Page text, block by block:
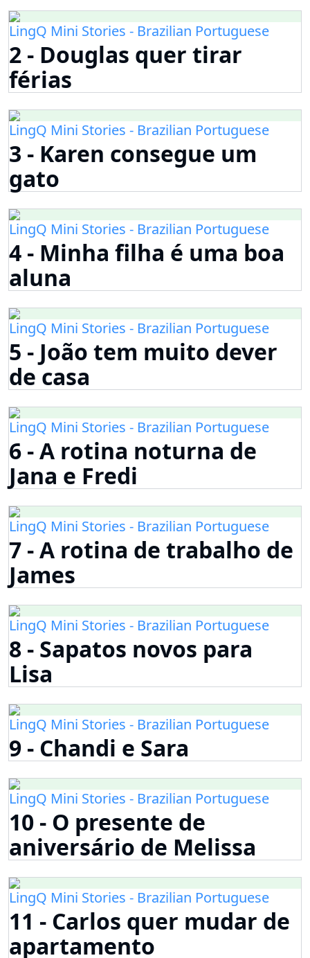
LingQ Mini Stories - Brazilian Portuguese
2 - Douglas quer tirar
férias
LingQ Mini Stories - Brazilian Portuguese
3 - Karen consegue um
gato
LingQ Mini Stories - Brazilian Portuguese
4 - Minha filha é uma boa
aluna
LingQ Mini Stories - Brazilian Portuguese
5 - João tem muito dever
de casa
LingQ Mini Stories - Brazilian Portuguese
6 - A rotina noturna de
Jana e Fredi
LingQ Mini Stories - Brazilian Portuguese
7 - A rotina de trabalho de
James
LingQ Mini Stories - Brazilian Portuguese
8 - Sapatos novos para
Lisa
LingQ Mini Stories - Brazilian Portuguese
9 - Chandi e Sara
LingQ Mini Stories - Brazilian Portuguese
10 - O presente de
aniversário de Melissa
LingQ Mini Stories - Brazilian Portuguese
11 - Carlos quer mudar de
apartamento